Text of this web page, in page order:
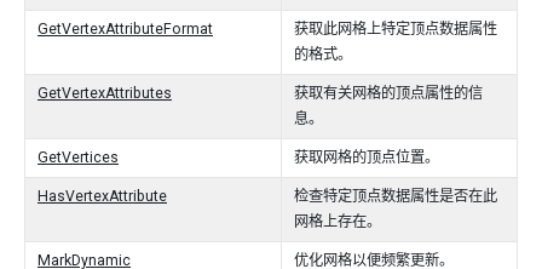
GetVertexAttributeFormat
获取此网格上特定顶点数据属性
的格式。
GetVertexAttributes
获取有关网格的顶点属性的信
息。
GetVertices 获取网格的顶点位置。
HasVertexAttribute
检查特定顶点数据属性是否在此
网格上存在。
MarkDynamic 优化网格以便频繁更新。